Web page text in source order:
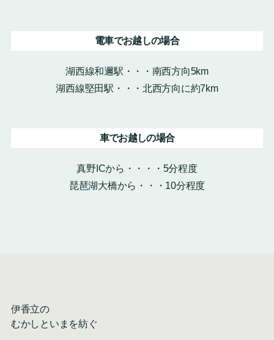
電車でお越しの場合
湖西線和邇駅・・・南西方向5km
湖西線堅田駅・・・北西方向に約7km
車でお越しの場合
真野ICから・・・・5分程度
琵琶湖大橋から・・・10分程度
伊香立の
むかしといまを紡ぐ